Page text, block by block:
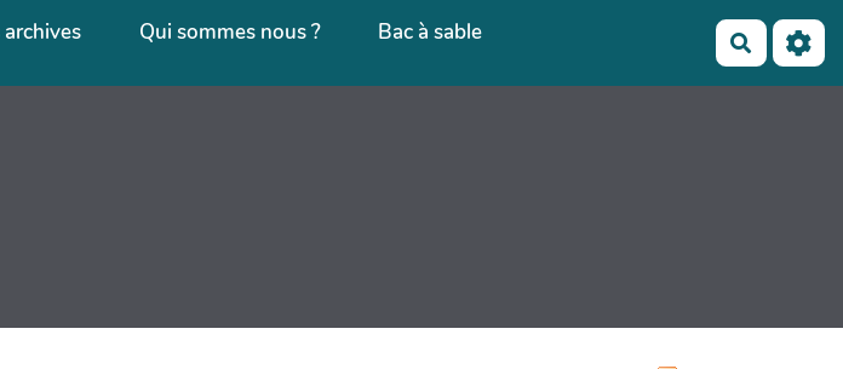
archives Qui sommes nous ? Bac à sable